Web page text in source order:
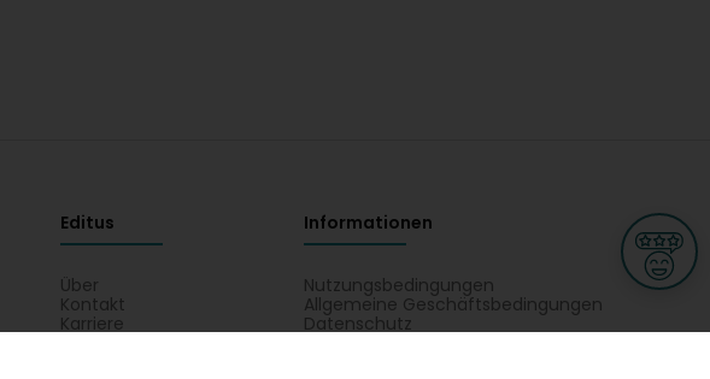
Editus
Über
Kontakt
Karriere
Informationen
Nutzungsbedingungen
Allgemeine Geschäftsbedingungen
Datenschutz